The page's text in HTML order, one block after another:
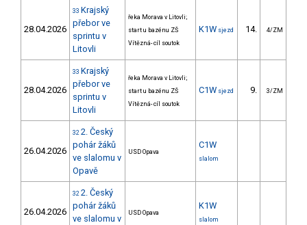
28.04.2026
33 Krajský
přebor ve
sprintu v
Litovli
řeka Morava v Litovli;
start u bazénu ZŠ
Vítězná- cíl soutok
K1W sjezd 14. 4/ZM
28.04.2026
33 Krajský
přebor ve
sprintu v
Litovli
řeka Morava v Litovli;
start u bazénu ZŠ
Vítězná- cíl soutok
C1W sjezd 9. 3/ZM
26.04.2026
32 2. Český
pohár žáků
ve slalomu v
Opavě
USD Opava
C1W
slalom
26.04.2026
32 2. Český
pohár žáků
ve slalomu v
USD Opava
K1W
slalom